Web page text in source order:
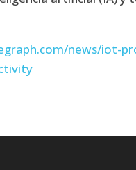
news/iot-